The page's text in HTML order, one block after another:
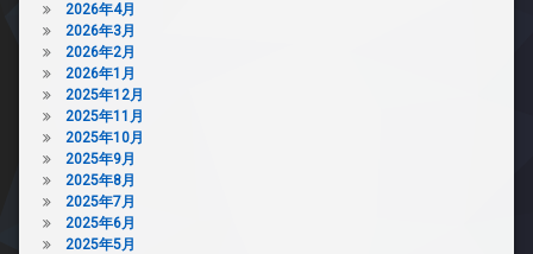
2026年4月
2026年3月
2026年2月
2026年1月
2025年12月
2025年11月
2025年10月
2025年9月
2025年8月
2025年7月
2025年6月
2025年5月